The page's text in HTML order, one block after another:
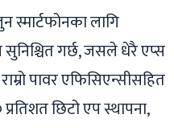
स्मार्टफोनका लागि
सुनिश्चित गर्छ, जसले धेरै एप्स
पावर एफिसिएन्सीसहित
छिटो एप स्थापना,